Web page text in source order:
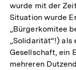
wurde mit der
Situation wurde
„Bürgerkomitee
„Solidarität“!) als
Gesellschaft, ein
mehreren